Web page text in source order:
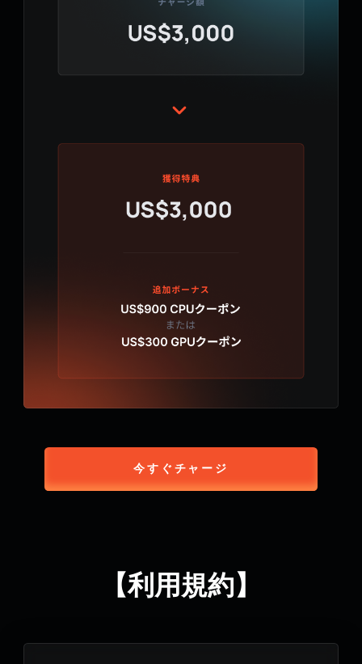
今すぐチャージ
【利用規約】